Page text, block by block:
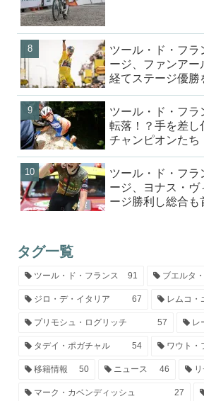
ツール・ド・フラ
ージ、ファンアー
経てステージ優勝
ツール・ド・フラ
転落！？手を差し
チャンピオンたち
ツール・ド・フラ
ージ、ヨナス・ヴ
ージ勝利し総合も
タグ一覧
ツール・ド・フランス 91 ブエルタ
ジロ・デ・イタリア 67 レムコ・
プリモシュ・ログリッチ 57 レ
タデイ・ポガチャル 54 ワウト・
移籍情報 50 ニュース 46 リ
マーク・カベンディッシュ 27